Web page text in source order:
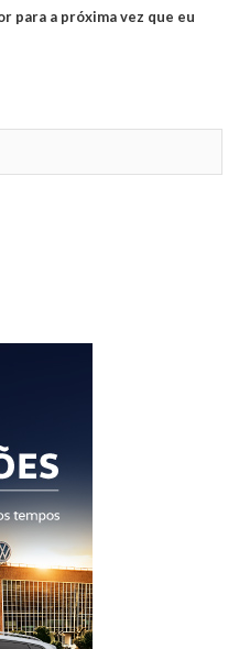
para a próxima vez que eu